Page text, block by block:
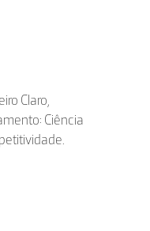
Claro,
Ciência